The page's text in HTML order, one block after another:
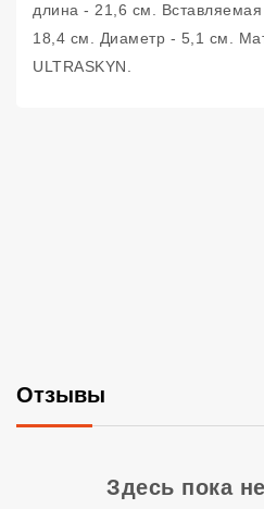
длина - 21,6 см.
18,4 см. Диаметр - 5,1 см.
ULTRASKYN.
Отзывы
Здесь пока